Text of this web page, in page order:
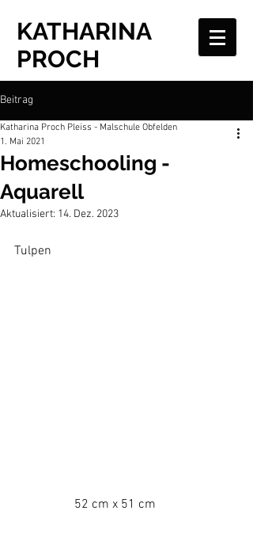
KATHARINA
PROCH
Beitrag
Homeschooling -
Aquarell
Katharina Proch Pleiss - Malschule Obfelden
1. Mai 2021
Aktualisiert: 14. Dez. 2023
Tulpen
	         52 cm x 51 cm